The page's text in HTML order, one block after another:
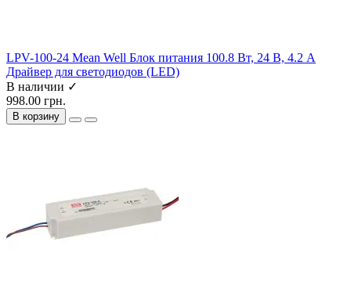
LPV-100-24 Mean Well Блок питания 100.8 Вт, 24 В, 4.2 А
Драйвер для светодиодов (LED)
В наличии ✓
998.00 грн.
В корзину